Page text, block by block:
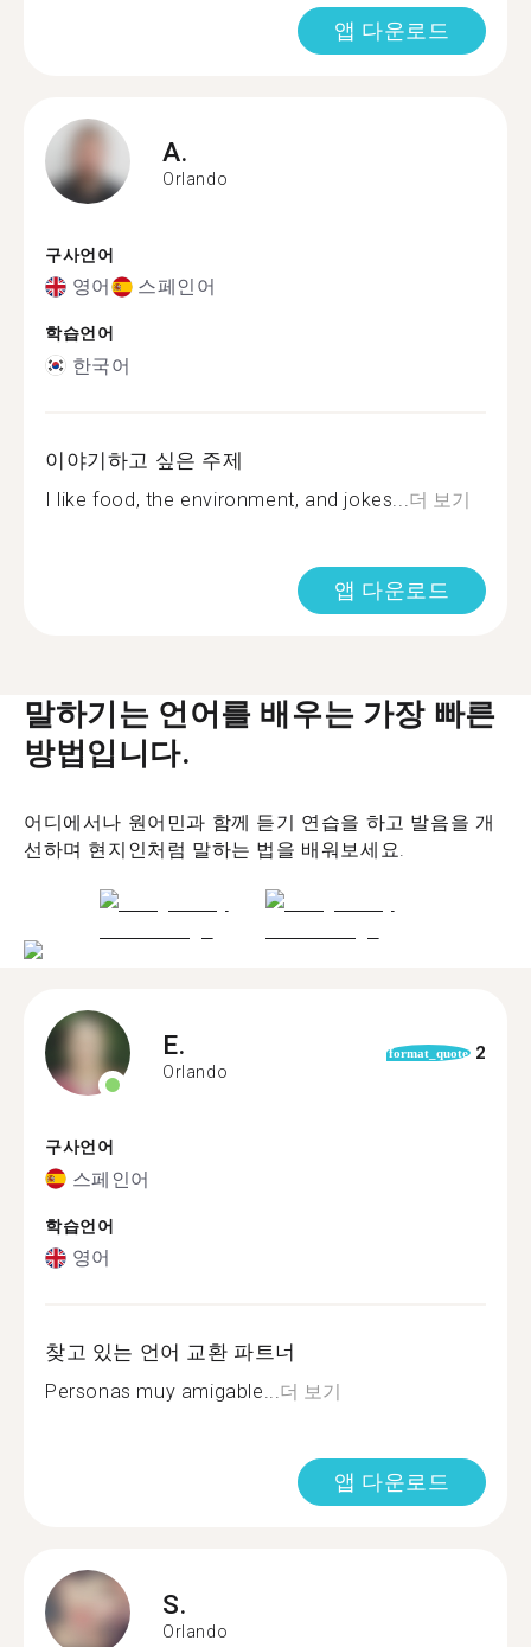
앱 다운로드
A.
Orlando
구사언어
영어 스페인어
학습언어
한국어
이야기하고 싶은 주제
I like food, the environment, and jokes... 더 보기
앱 다운로드
말하기는 언어를 배우는 가장 빠른
방법입니다.
어디에서나 원어민과 함께 듣기 연습을 하고 발음을 개
선하며 현지인처럼 말하는 법을 배워보세요.
E.
Orlando
format_quote 2
구사언어
스페인어
학습언어
영어
찾고 있는 언어 교환 파트너
Personas muy amigable...더 보기
앱 다운로드
S.
Orlando